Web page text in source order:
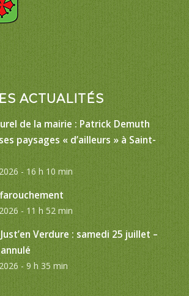
ACTUALITÉS
de la mairie : Patrick Demuth
paysages « d’ailleurs » à Saint-
- 16 h 10 min
- 11 h 52 min
Verdure : samedi 25 juillet –
- 9 h 35 min